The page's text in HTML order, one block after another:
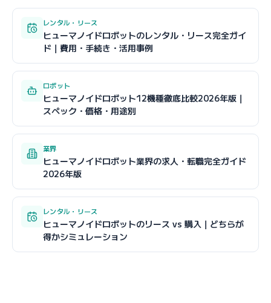
レンタル・リース
ヒューマノイドロボットのレンタル・リース完全ガイ
ド｜費用・手続き・活用事例
ロボット
ヒューマノイドロボット12機種徹底比較2026年版｜
スペック・価格・用途別
業界
ヒューマノイドロボット業界の求人・転職完全ガイド
2026年版
レンタル・リース
ヒューマノイドロボットのリース vs 購入｜どちらが
得かシミュレーション